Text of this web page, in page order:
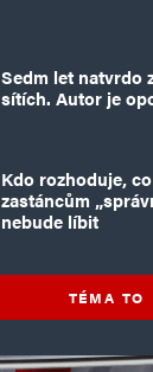
Sedm let natvrdo
sítích. Autor je
Kdo rozhoduje,
zastáncům
nebude líbit
TÉMA TO